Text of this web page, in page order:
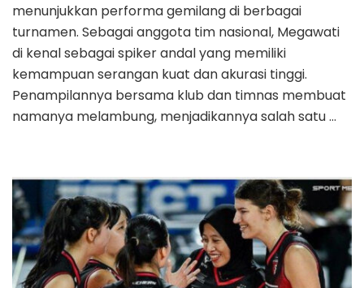
menunjukkan performa gemilang di berbagai
turnamen. Sebagai anggota tim nasional, Megawati
di kenal sebagai spiker andal yang memiliki
kemampuan serangan kuat dan akurasi tinggi.
Penampilannya bersama klub dan timnas membuat
namanya melambung, menjadikannya salah satu …